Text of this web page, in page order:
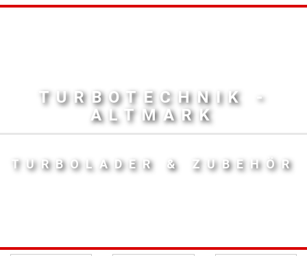
TURBOTECHNIK -
ALTMARK
TURBOLADER & ZUBEHÖR